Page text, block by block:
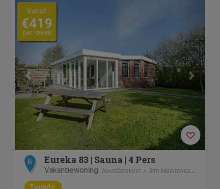
Previous
Vanaf
€419
per week
B Eureka 83 | Sauna | 4 Pers
Vakantiewoning Noordzeekust Sint Maartenszee
Topadv.